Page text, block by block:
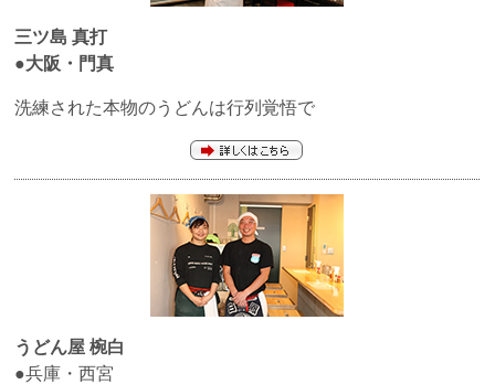
三ツ島 真打
●大阪・門真
洗練された本物のうどんは行列覚悟で
うどん屋 椀白
●兵庫・西宮